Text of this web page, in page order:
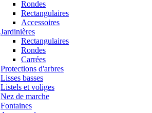
Rondes
Rectangulaires
Accessoires
Jardinières
Rectangulaires
Rondes
Carrées
Protections d'arbres
Lisses basses
Listels et voliges
Nez de marche
Fontaines